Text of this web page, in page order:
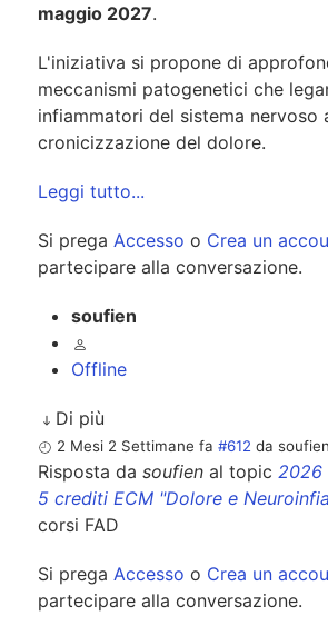
maggio 2027.
L'iniziativa si propone di
meccanismi patogenetici che
infiammatori del sistema nervoso
cronicizzazione del dolore.
Leggi tutto...
Si prega Accesso o Crea un
partecipare alla conversazione.
soufien
Offline
Di più
2 Mesi 2 Settimane fa #612 dasoufien
Risposta da soufien al topic 2026
5 crediti ECM "Dolore e
corsi FAD
Si prega Accesso o Crea un
partecipare alla conversazione.